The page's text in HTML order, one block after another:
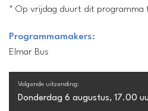
* Op vrijdag duurt dit programma
Programmamakers:
Elmar Bus
Volgende uitzending:
Donderdag 6 augustus, 17.00